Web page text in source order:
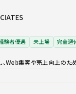
験者優遇 未上場 完全週
Web集客や売上向上のた